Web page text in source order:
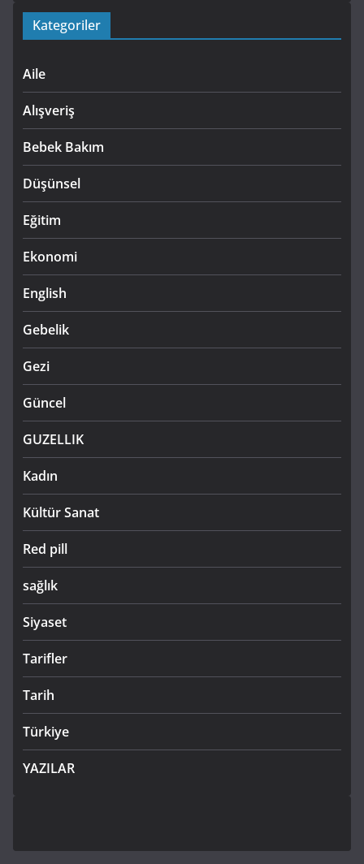
Kategoriler
Aile
Alışveriş
Bebek Bakım
Düşünsel
Eğitim
Ekonomi
English
Gebelik
Gezi
Güncel
GUZELLIK
Kadın
Kültür Sanat
Red pill
sağlık
Siyaset
Tarifler
Tarih
Türkiye
YAZILAR